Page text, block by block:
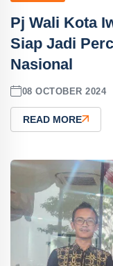
Pj Wali Kota
Siap Jadi
Nasional
08 OCTOBER 2024
READ MORE